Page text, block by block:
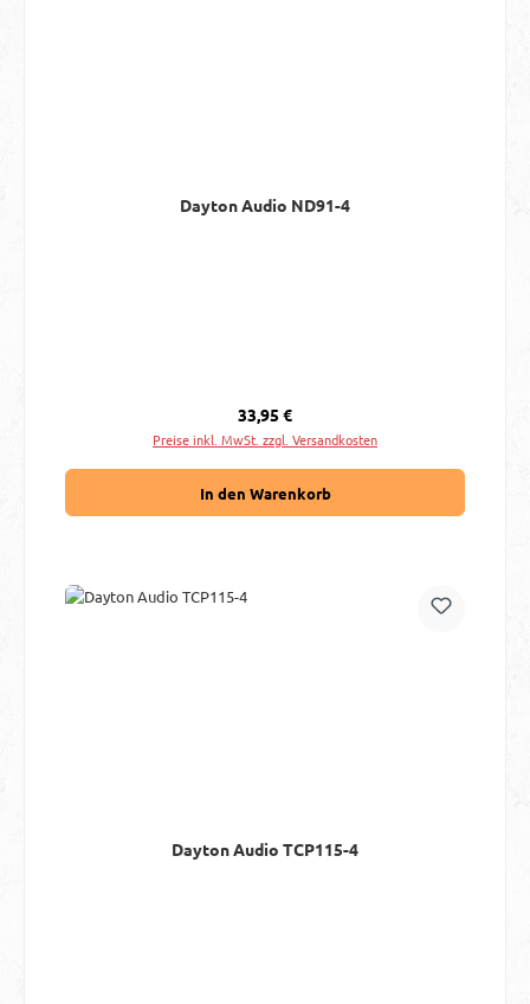
Dayton Audio ND91-4
Regulärer Preis:
33,95 €
Preise inkl. MwSt. zzgl. Versandkosten
In den Warenkorb
Dayton Audio TCP115-4